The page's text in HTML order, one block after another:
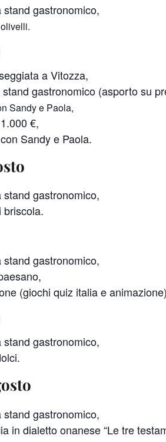
gastronomico,
a Vitozza,
gastronomico (asporto su
Sandy e Paola,
€,
Sandy e Paola.
gastronomico,
briscola.
gastronomico,
(giochi quiz italia e
gastronomico,
gastronomico,
in dialetto onanese “Le tre